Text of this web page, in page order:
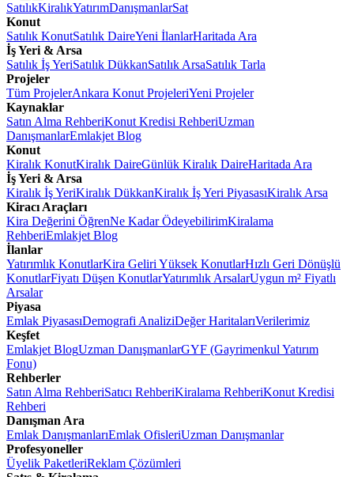
SatılıkKiralıkYatırımDanışmanlarSat
Konut
Satılık KonutSatılık DaireYeni İlanlarHaritada Ara
İş Yeri & Arsa
Satılık İş YeriSatılık DükkanSatılık ArsaSatılık Tarla
Projeler
Tüm ProjelerAnkara Konut ProjeleriYeni Projeler
Kaynaklar
Satın Alma RehberiKonut Kredisi RehberiUzman
DanışmanlarEmlakjet Blog
Konut
Kiralık KonutKiralık DaireGünlük Kiralık DaireHaritada Ara
İş Yeri & Arsa
Kiralık İş YeriKiralık DükkanKiralık İş Yeri PiyasasıKiralık Arsa
Kiracı Araçları
Kira Değerini ÖğrenNe Kadar ÖdeyebilirimKiralama
RehberiEmlakjet Blog
İlanlar
Yatırımlık KonutlarKira Geliri Yüksek KonutlarHızlı Geri Dönüşlü
KonutlarFiyatı Düşen KonutlarYatırımlık ArsalarUygun m² Fiyatlı
Arsalar
Piyasa
Emlak PiyasasıDemografi AnaliziDeğer HaritalarıVerilerimiz
Keşfet
Emlakjet BlogUzman DanışmanlarGYF (Gayrimenkul Yatırım
Fonu)
Rehberler
Satın Alma RehberiSatıcı RehberiKiralama RehberiKonut Kredisi
Rehberi
Danışman Ara
Emlak DanışmanlarıEmlak OfisleriUzman Danışmanlar
Profesyoneller
Üyelik PaketleriReklam Çözümleri